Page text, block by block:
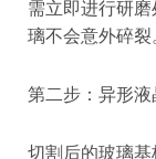
需立即进行研
璃不会意外碎裂
第二步：异形液
切割后的玻璃基